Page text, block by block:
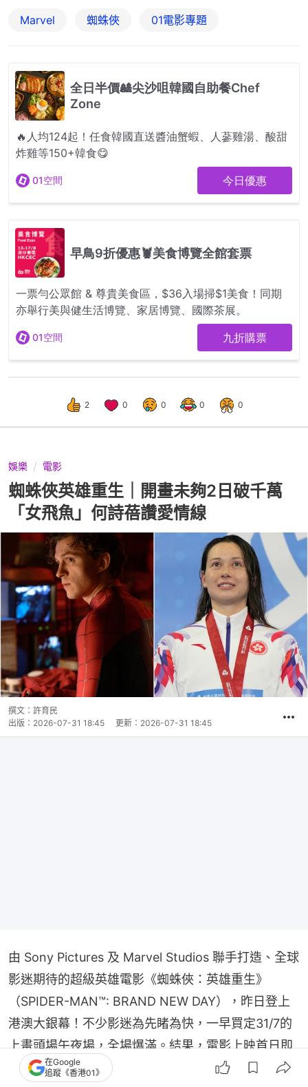
Marvel 蜘蛛俠 01電影專題
2 0 0 0 0
娛樂 電影
蜘蛛俠英雄重生｜開畫未夠2日破千萬
「女飛魚」何詩蓓讚愛情線
撰文： 許育民
出版： 2026-07-31 18:45 更新： 2026-07-31 18:45
由 Sony Pictures 及 Marvel Studios 聯手打造、全球
影迷期待的超級英雄電影《蜘蛛俠：英雄重生》
（SPIDER-MAN™: BRAND NEW DAY），昨日登上
港澳大銀幕！不少影迷為先睹為快，一早買定31/7的
上畫頭場午夜場，全場爆滿。結果，電影上映首日即
以無敵之姿席捲全港澳戲院，勁收810萬票房！
在Google
追蹤《香港01》